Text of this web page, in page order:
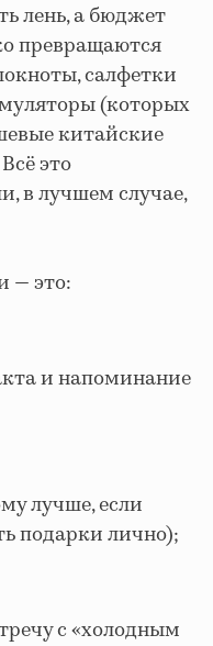
лень, а бюджет
превращаются
салфетки
(которых
китайские
это
в лучшем случае,
— это:
и напоминание
лучше, если
подарки лично);
с «холодным